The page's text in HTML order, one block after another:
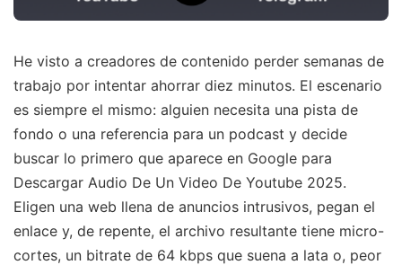
He visto a creadores de contenido perder semanas de
trabajo por intentar ahorrar diez minutos. El escenario
es siempre el mismo: alguien necesita una pista de
fondo o una referencia para un podcast y decide
buscar lo primero que aparece en Google para
Descargar Audio De Un Video De Youtube 2025.
Eligen una web llena de anuncios intrusivos, pegan el
enlace y, de repente, el archivo resultante tiene micro-
cortes, un bitrate de 64 kbps que suena a lata o, peor